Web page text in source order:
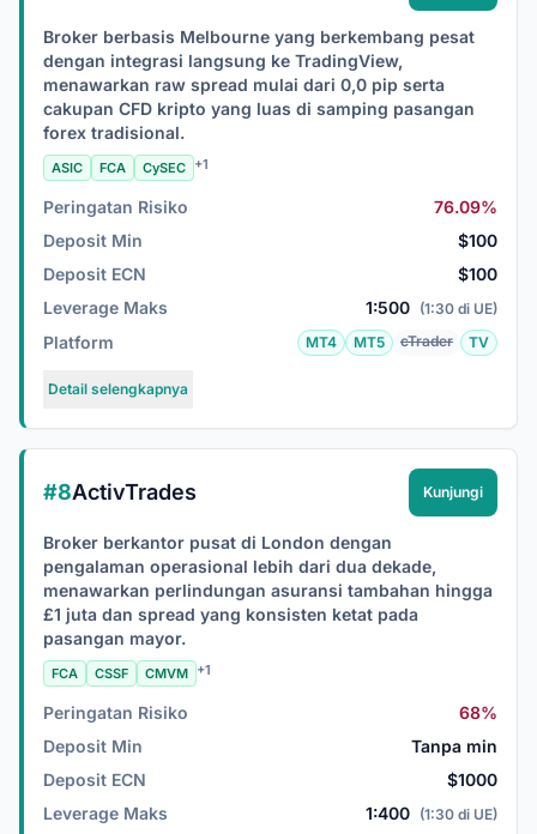
Broker berbasis Melbourne yang berkembang pesat
dengan integrasi langsung ke TradingView,
menawarkan raw spread mulai dari 0,0 pip serta
cakupan CFD kripto yang luas di samping pasangan
forex tradisional.
ASIC FCA CySEC +1
Peringatan Risiko
76.09%
Deposit Min
$100
Deposit ECN
$100
Leverage Maks
1:500 (1:30 di UE)
Platform MT4 MT5 cTrader TV
Detail selengkapnya
#8ActivTrades Kunjungi
Broker berkantor pusat di London dengan
pengalaman operasional lebih dari dua dekade,
menawarkan perlindungan asuransi tambahan hingga
£1 juta dan spread yang konsisten ketat pada
pasangan mayor.
FCA CSSF CMVM +1
Peringatan Risiko
68%
Deposit Min
Tanpa min
Deposit ECN
$1000
Leverage Maks
1:400 (1:30 di UE)